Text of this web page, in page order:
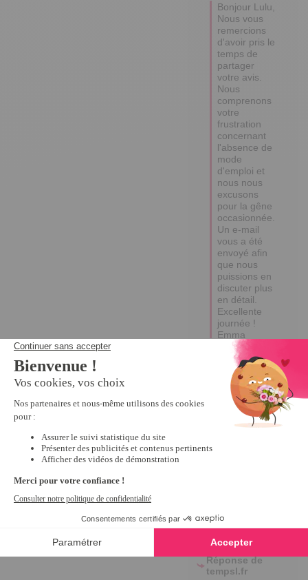
Bonjour Lulu,
Nous vous
remercions
d'avoir pris le
temps de
partager
votre avis.
Nous
comprenons
votre
frustration
concernant
l'absence de
mode
d'emploi et
nous nous
excusons
pour la gêne
occasionnée.
Un e-mail
vous a été
envoyé afin
que nous
puissions en
discuter plus
en détail.
Excellente
journée !
Emma
Avis vérifié
Il n'y avait pas de notice
d'utilisation, j'ai fait une
demande sur le site il y a
plusieurs jours et je n'ai
Utile(1)Signaler
Réponse de
tempsl.fr